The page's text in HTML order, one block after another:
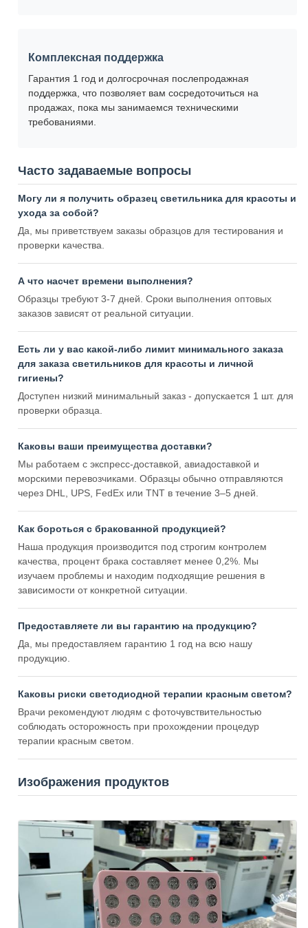
Комплексная поддержка
Гарантия 1 год и долгосрочная послепродажная
поддержка, что позволяет вам сосредоточиться на
продажах, пока мы занимаемся техническими
требованиями.
Часто задаваемые вопросы
Могу ли я получить образец светильника для красоты и
ухода за собой?
Да, мы приветствуем заказы образцов для тестирования и
проверки качества.
А что насчет времени выполнения?
Образцы требуют 3-7 дней. Сроки выполнения оптовых
заказов зависят от реальной ситуации.
Есть ли у вас какой-либо лимит минимального заказа
для заказа светильников для красоты и личной
гигиены?
Доступен низкий минимальный заказ - допускается 1 шт. для
проверки образца.
Каковы ваши преимущества доставки?
Мы работаем с экспресс-доставкой, авиадоставкой и
морскими перевозчиками. Образцы обычно отправляются
через DHL, UPS, FedEx или TNT в течение 3–5 дней.
Как бороться с бракованной продукцией?
Наша продукция производится под строгим контролем
качества, процент брака составляет менее 0,2%. Мы
изучаем проблемы и находим подходящие решения в
зависимости от конкретной ситуации.
Предоставляете ли вы гарантию на продукцию?
Да, мы предоставляем гарантию 1 год на всю нашу
продукцию.
Каковы риски светодиодной терапии красным светом?
Врачи рекомендуют людям с фоточувствительностью
соблюдать осторожность при прохождении процедур
терапии красным светом.
Изображения продуктов